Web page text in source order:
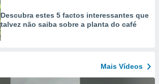
Descubra estes 5 factos interessantes que
talvez não saiba sobre a planta do café
Mais Vídeos